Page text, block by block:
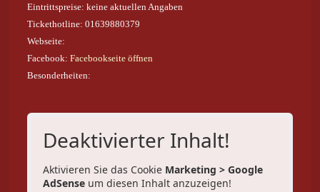
Eintrittspreise: keine aktuellen Angaben
Tickethotline: 01639880379
Webseite:
Facebook:Facebookseite öffnen
Besonderheiten:
Deaktivierter Inhalt!
Aktivieren Sie das Cookie Marketing > Google
AdSense um diesen Inhalt anzuzeigen!